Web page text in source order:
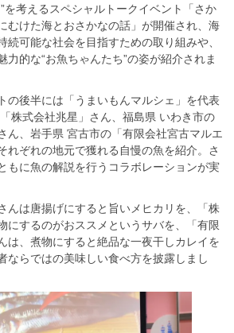
を考えるスペシャルトークイベント「さか
むけた海とおさかなの話」が開催され、海
続可能な社会を目指すための取り組みや、
力的な“お魚ちゃんたち”の姿が紹介されま
の後半には「うまいもんマルシェ」を代表
株式会社兆星」さん、福島県 いわき市の
ん、岩手県 宮古市の「有限会社宮古マルエ
れぞれの地元で獲れる自慢の魚を紹介。さ
もに魚の解説を行うコラボレーションが実
んは唐揚げにすると旨いメヒカリを、「株
にするのがおススメというサバを、「有限
は、煮物にすると絶品な一夜干しカレイを
ならではの美味しい食べ方を披露しまし